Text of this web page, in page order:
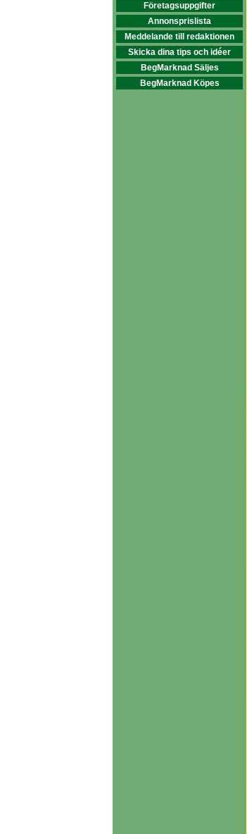
Företagsuppgifter
Annonsprislista
Meddelande till redaktionen
Skicka dina tips och idéer
BegMarknad Säljes
BegMarknad Köpes